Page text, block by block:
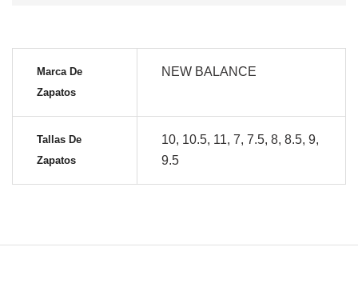
Marca De
Zapatos
NEW BALANCE
Tallas De
Zapatos
10, 10.5, 11, 7, 7.5, 8, 8.5, 9,
9.5